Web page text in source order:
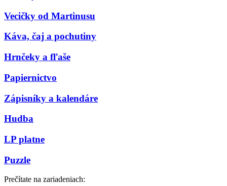
Vecičky od Martinusu
Káva, čaj a pochutiny
Hrnčeky a fľaše
Papiernictvo
Zápisníky a kalendáre
Hudba
LP platne
Puzzle
Prečítate na zariadeniach: